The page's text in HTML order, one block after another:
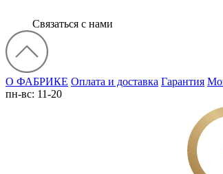
Связаться с нами
О ФАБРИКЕ Оплата и доставка Гарантия
пн-вс: 11-20